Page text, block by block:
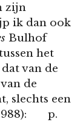
zijn
ik dan ook
Bulhof
het
van de
de
slechts een
p.